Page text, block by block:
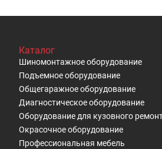
Каталог
Шиномонтажное оборудование
Подъемное оборудование
Общегаражное оборудование
Диагностическое оборудование
Оборудование для кузовного
Окрасочное оборудование
Профессиональная мебель